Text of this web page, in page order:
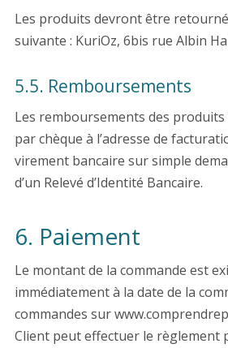
Les produits devront être
suivante : KuriOz, 6bis rue Albin
5.5. Remboursements
Les remboursements des
par chèque à l’adresse de
virement bancaire sur simple
d’un Relevé d’Identité Bancaire.
6. Paiement
Le montant de la commande est
immédiatement à la date de la
commandes sur
Client peut effectuer le règlement